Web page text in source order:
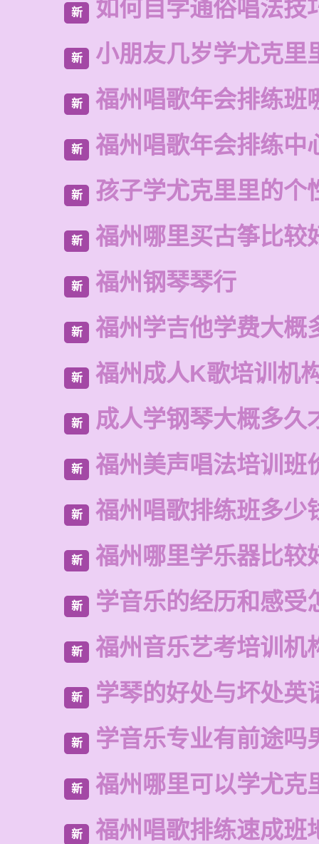
新 如何自学通俗唱法技
新 小朋友几岁学尤克里
新 福州唱歌年会排练班
新 福州唱歌年会排练中
新 孩子学尤克里里的个
新 福州哪里买古筝比较
新 福州钢琴琴行
新 福州学吉他学费大概
新 福州成人K歌培训机
新 成人学钢琴大概多久
新 福州美声唱法培训班
新 福州唱歌排练班多少
新 福州哪里学乐器比较
新 学音乐的经历和感受
新 福州音乐艺考培训机
新 学琴的好处与坏处英
新 学音乐专业有前途吗
新 福州哪里可以学尤克
新 福州唱歌排练速成班